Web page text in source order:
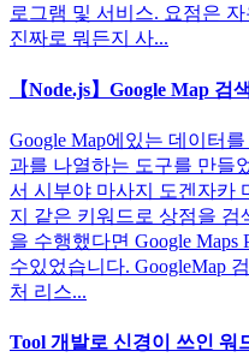
로그램 및 서비스. 요점은
진짜로 뭐든지 사...
【Node.js】Google Map 검
Google Map에있는 데이터
과를 나열하는 도구를 만들
서 시부야 마사지 도겐자카
지 같은 키워드로 상점을
을 수행했다면 Google
수있었습니다. GoogleMap
처 리스...
Tool 개발로 신경이 쓰인 워